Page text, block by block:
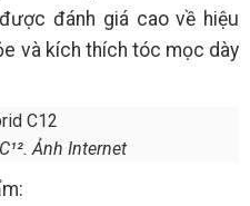
đánh giá cao về hiệu
và kích thích tóc mọc dày
Ảnh Internet